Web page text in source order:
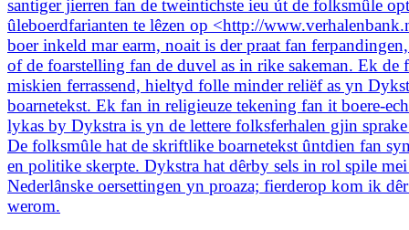
santiger jierren fan de tweintichste ieu út de folksmûle
ûleboerdfarianten te lêzen op <http://
boer inkeld mar earm, noait is der praat fan
of de foarstelling fan de duvel as in rike sakeman. Ek de
miskien ferrassend, hieltyd folle minder reliëf as yn
boarnetekst. Ek fan in religieuze tekening fan it boere-
lykas by Dykstra is yn de lettere folksferhalen gjin sprake
De folksmûle hat de skriftlike boarnetekst ûntdien fan
en politike skerpte. Dykstra hat dêrby sels in rol spile
Nederlânske oersettingen yn proaza; fierderop kom ik
werom.